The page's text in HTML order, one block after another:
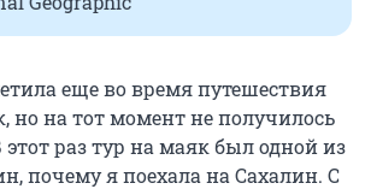
еще во время путешествия
но на тот момент не получилось
этот раз тур на маяк был одной из
почему я поехала на Сахалин. С